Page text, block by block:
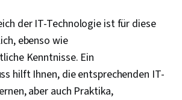
der IT-Technologie ist für diese
ebenso wie
Kenntnisse. Ein
hilft Ihnen, die entsprechenden IT-
aber auch Praktika,